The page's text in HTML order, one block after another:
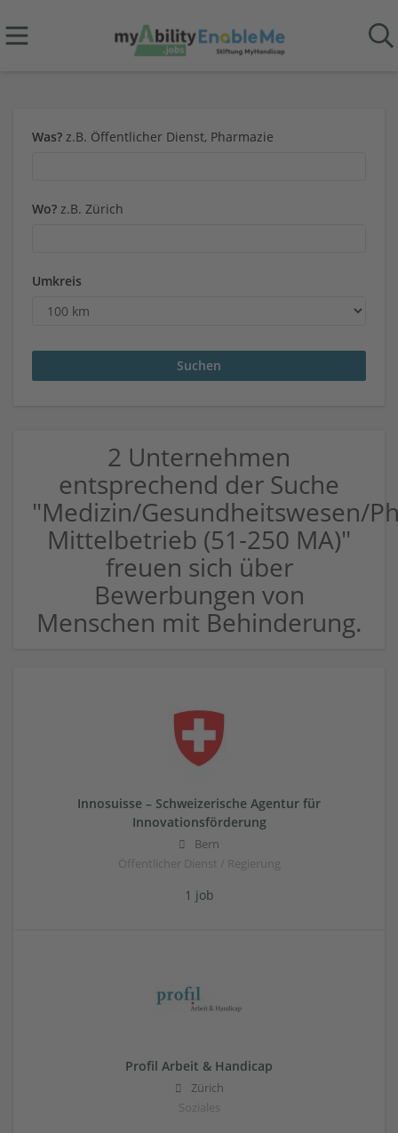
Was? z.B. Öffentlicher Dienst, Pharmazie
Wo? z.B. Zürich
Umkreis
2 Unternehmen
entsprechend der Suche
"Medizin/Gesundheitswesen/
Mittelbetrieb (51-250 MA)"
freuen sich über
Bewerbungen von
Menschen mit Behinderung.
Innosuisse – Schweizerische Agentur für
Innovationsförderung
Bern
Öffentlicher Dienst / Regierung
1 job
Profil Arbeit & Handicap
Zürich
Soziales